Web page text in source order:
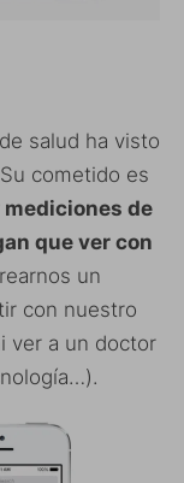
salud ha visto
cometido es
de
que ver con
un
con nuestro
ver a un doctor